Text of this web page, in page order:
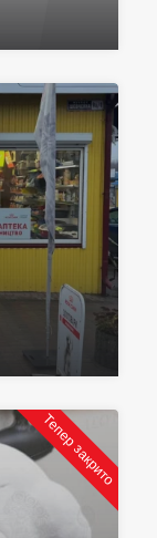
Тепер закрито